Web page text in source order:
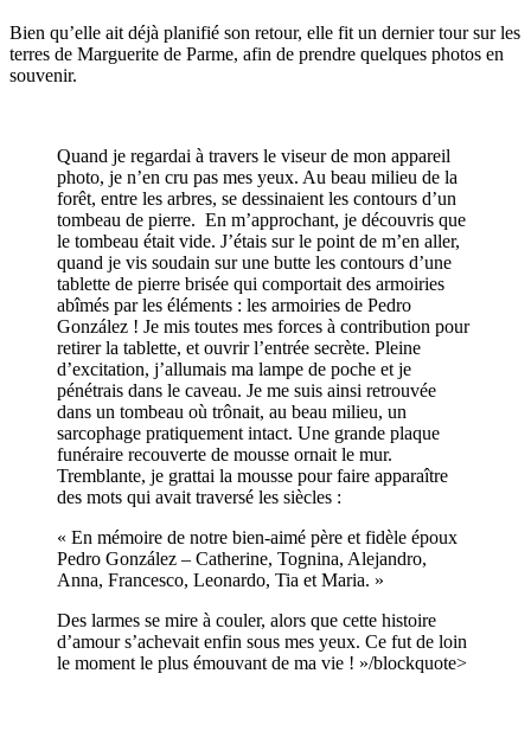
Bien qu’elle ait déjà planifié son retour, elle fit un dernier tour sur les
terres de Marguerite de Parme, afin de prendre quelques photos en
souvenir.
Quand je regardai à travers le viseur de mon appareil
photo, je n’en cru pas mes yeux. Au beau milieu de la
forêt, entre les arbres, se dessinaient les contours d’un
tombeau de pierre. En m’approchant, je découvris que
le tombeau était vide. J’étais sur le point de m’en aller,
quand je vis soudain sur une butte les contours d’une
tablette de pierre brisée qui comportait des armoiries
abîmés par les éléments : les armoiries de Pedro
González ! Je mis toutes mes forces à contribution pour
retirer la tablette, et ouvrir l’entrée secrète. Pleine
d’excitation, j’allumais ma lampe de poche et je
pénétrais dans le caveau. Je me suis ainsi retrouvée
dans un tombeau où trônait, au beau milieu, un
sarcophage pratiquement intact. Une grande plaque
funéraire recouverte de mousse ornait le mur.
Tremblante, je grattai la mousse pour faire apparaître
des mots qui avait traversé les siècles :
« En mémoire de notre bien-aimé père et fidèle époux
Pedro González – Catherine, Tognina, Alejandro,
Anna, Francesco, Leonardo, Tia et Maria. »
Des larmes se mire à couler, alors que cette histoire
d’amour s’achevait enfin sous mes yeux. Ce fut de loin
le moment le plus émouvant de ma vie ! »/blockquote>